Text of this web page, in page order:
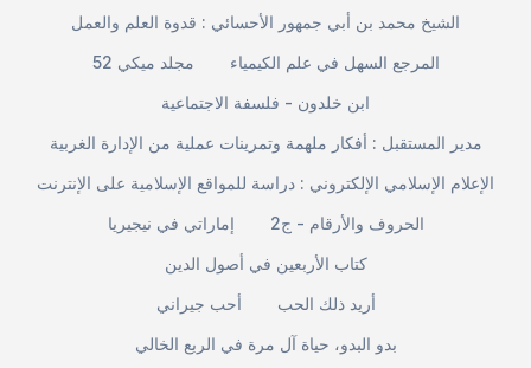
الشيخ محمد بن أبي جمهور الأحسائي : قدوة العلم والعمل
مجلد ميكي 52
المرجع السهل في علم الكيمياء
ابن خلدون - فلسفة الاجتماعية
مدير المستقبل : أفكار ملهمة وتمرينات عملية من الإدارة الغربية
الإعلام الإسلامي الإلكتروني : دراسة للمواقع الإسلامية على الإنترنت
إماراتي في نيجيريا
الحروف والأرقام - ج2
كتاب الأربعين في أصول الدين
أحب جيراني
أريد ذلك الحب
بدو البدو، حياة آل مرة في الربع الخالي